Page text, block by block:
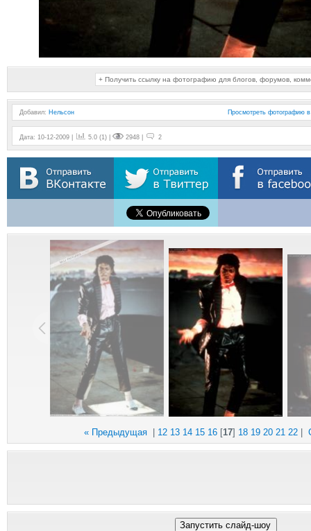
+ Получить ссылку на фотографию для блогов, форумов,
Добавил: Нельсон Просмотреть фотографию
Дата: 10-12-2009 | 5.0 (1) | 2948 | 2
« Предыдущая 12 13 14 15 16 [17] 18 19 20 21 22